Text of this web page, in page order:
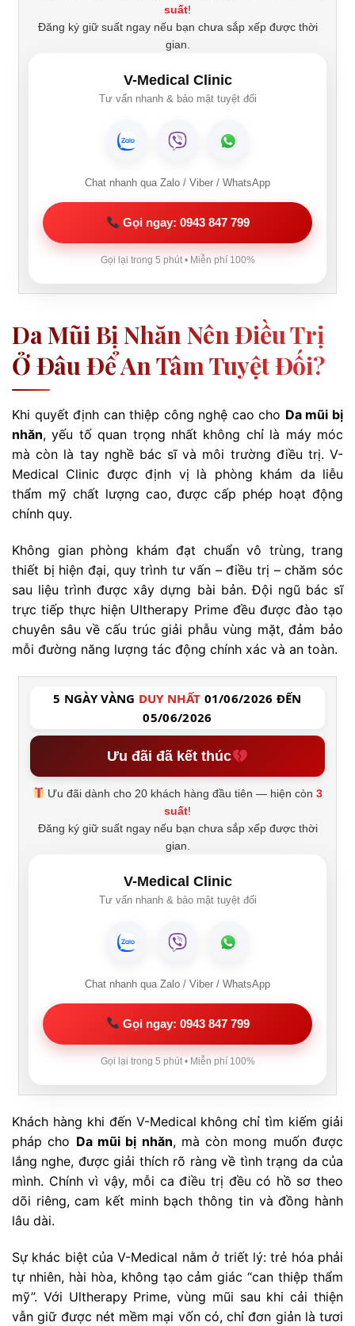
suất!
Đăng ký giữ suất ngay nếu bạn chưa sắp xếp được thời
gian.
V-Medical Clinic
Tư vấn nhanh & bảo mật tuyệt đối
Chat nhanh qua Zalo / Viber / WhatsApp
Gọi ngay: 0943 847 799
Gọi lại trong 5 phút • Miễn phí 100%
Da Mũi Bị Nhăn Nên Điều Trị
Ở Đâu Để An Tâm Tuyệt Đối?
Khi quyết định can thiệp công nghệ cao cho Da mũi bị
nhăn, yếu tố quan trọng nhất không chỉ là máy móc
mà còn là tay nghề bác sĩ và môi trường điều trị. V-
Medical Clinic được định vị là phòng khám da liễu
thẩm mỹ chất lượng cao, được cấp phép hoạt động
chính quy.
Không gian phòng khám đạt chuẩn vô trùng, trang
thiết bị hiện đại, quy trình tư vấn – điều trị – chăm sóc
sau liệu trình được xây dựng bài bản. Đội ngũ bác sĩ
trực tiếp thực hiện Ultherapy Prime đều được đào tạo
chuyên sâu về cấu trúc giải phẫu vùng mặt, đảm bảo
mỗi đường năng lượng tác động chính xác và an toàn.
5 NGÀY VÀNG DUY NHẤT 01/06/2026 ĐẾN
05/06/2026
Ưu đãi đã kết thúc
Ưu đãi dành cho 20 khách hàng đầu tiên — hiện còn3
suất!
Đăng ký giữ suất ngay nếu bạn chưa sắp xếp được thời
gian.
V-Medical Clinic
Tư vấn nhanh & bảo mật tuyệt đối
Chat nhanh qua Zalo / Viber / WhatsApp
Gọi ngay: 0943 847 799
Gọi lại trong 5 phút • Miễn phí 100%
Khách hàng khi đến V-Medical không chỉ tìm kiếm giải
pháp cho Da mũi bị nhăn, mà còn mong muốn được
lắng nghe, được giải thích rõ ràng về tình trạng da của
mình. Chính vì vậy, mỗi ca điều trị đều có hồ sơ theo
dõi riêng, cam kết minh bạch thông tin và đồng hành
lâu dài.
Sự khác biệt của V-Medical nằm ở triết lý: trẻ hóa phải
tự nhiên, hài hòa, không tạo cảm giác “can thiệp thẩm
mỹ”. Với Ultherapy Prime, vùng mũi sau khi cải thiện
vẫn giữ được nét mềm mại vốn có, chỉ đơn giản là tươi